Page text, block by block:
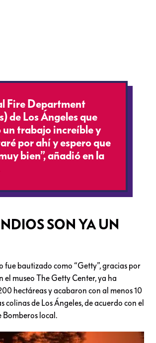
Fire Department
de Los Ángeles que
un trabajo increíble y
por ahí y espero que
bien”, añadió en la
SON YA UN
fue bautizado como “Getty”, gracias por
el museo The Getty Center, ya ha
hectáreas y acabaron con al menos 10
colinas de Los Ángeles, de acuerdo con el
Bomberos local.